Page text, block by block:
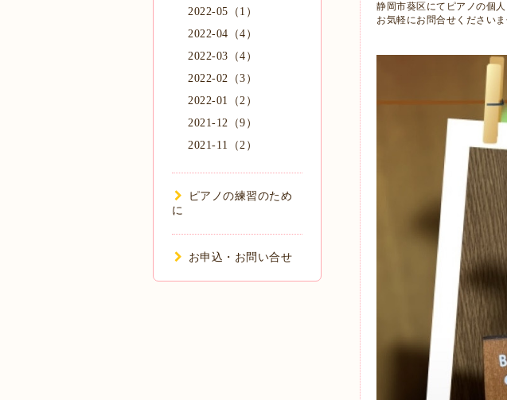
静岡市葵区にてピアノの個
お気軽にお問合せくださいま
2022-05（1）
2022-04（4）
2022-03（4）
2022-02（3）
2022-01（2）
2021-12（9）
2021-11（2）
ピアノの練習のため
に
お申込・お問い合せ